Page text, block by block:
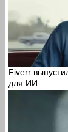
Fiverr
для ИИ